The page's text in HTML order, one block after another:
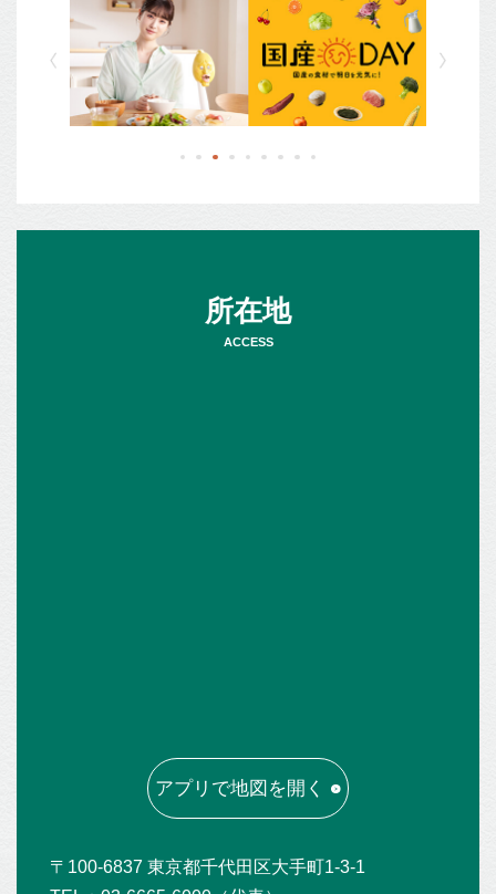
所在地
ACCESS
アプリで地図を開く
〒100-6837 東京都千代田区大手町1-3-1